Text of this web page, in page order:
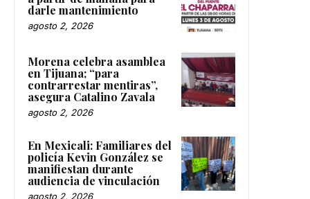
darle mantenimiento
agosto 2, 2026
Morena celebra asamblea
en Tijuana; “para
contrarrestar mentiras”,
asegura Catalino Zavala
agosto 2, 2026
En Mexicali: Familiares del
policía Kevin González se
manifiestan durante
audiencia de vinculación
agosto 2, 2026